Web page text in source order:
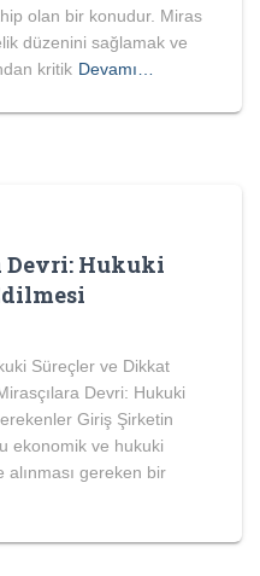
olan bir konudur. Miras
düzenini sağlamak ve
kritik Devamı…
Devri: Hukuki
Süreçler ve Dikkat
Devri: Hukuki
Giriş Şirketin
ekonomik ve hukuki
gereken bir